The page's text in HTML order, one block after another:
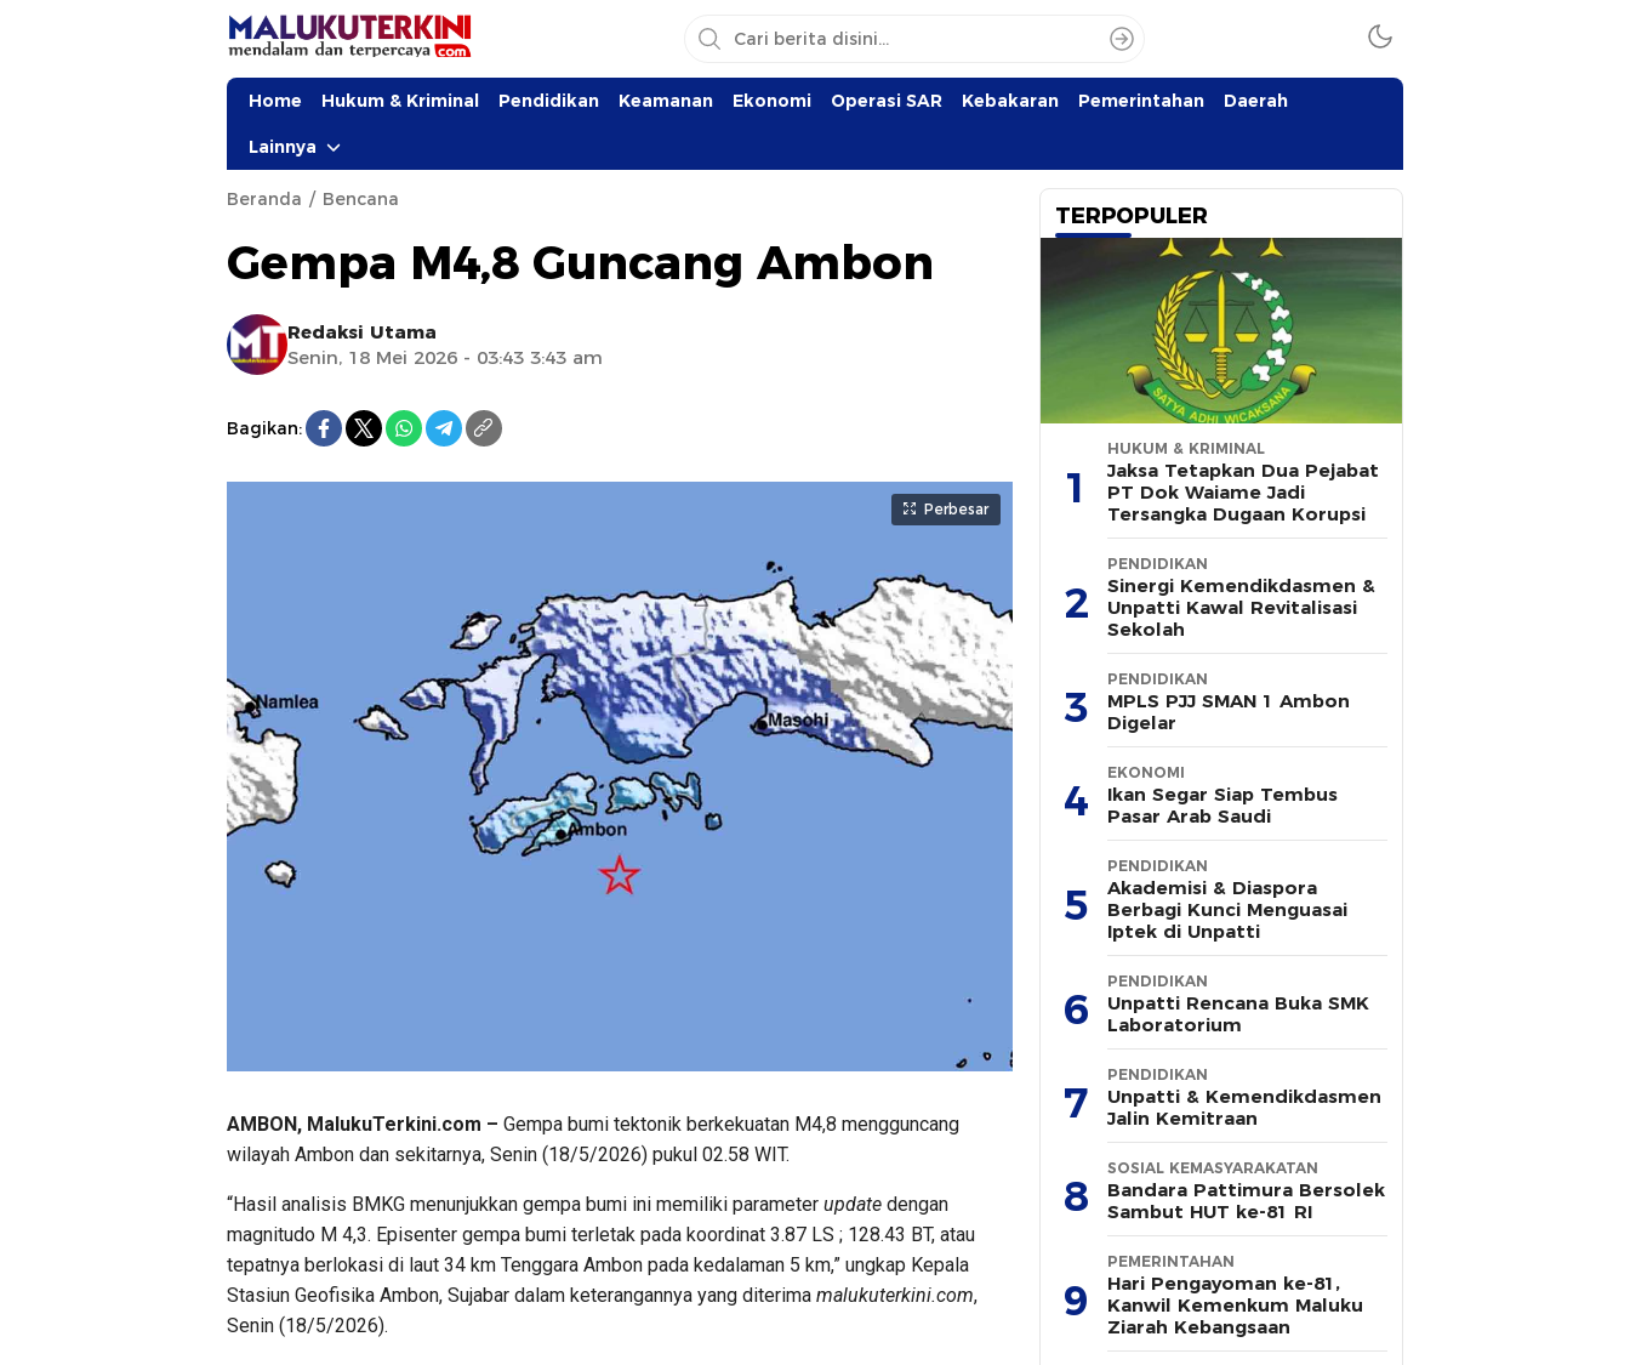
Home Hukum & Kriminal Pendidikan Keamanan Ekonomi Operasi SAR Kebakaran Pemerintahan Daerah
Lainnya
Beranda Bencana
Gempa M4,8 Guncang Ambon
Redaksi Utama
Senin, 18 Mei 2026 - 03:43 3:43 am
Bagikan:
Perbesar
AMBON, MalukuTerkini.com – Gempa bumi tektonik berkekuatan M4,8 mengguncang
wilayah Ambon dan sekitarnya, Senin (18/5/2026) pukul 02.58 WIT.
“Hasil analisis BMKG menunjukkan gempa bumi ini memiliki parameter update dengan
magnitudo M 4,3. Episenter gempa bumi terletak pada koordinat 3.87 LS ; 128.43 BT, atau
tepatnya berlokasi di laut 34 km Tenggara Ambon pada kedalaman 5 km,” ungkap Kepala
Stasiun Geofisika Ambon, Sujabar dalam keterangannya yang diterima malukuterkini.com,
Senin (18/5/2026).
TERPOPULER
1
HUKUM & KRIMINAL
Jaksa Tetapkan Dua Pejabat
PT Dok Waiame Jadi
Tersangka Dugaan Korupsi
2
PENDIDIKAN
Sinergi Kemendikdasmen &
Unpatti Kawal Revitalisasi
Sekolah
3
PENDIDIKAN
MPLS PJJ SMAN 1 Ambon
Digelar
4
EKONOMI
Ikan Segar Siap Tembus
Pasar Arab Saudi
5
PENDIDIKAN
Akademisi & Diaspora
Berbagi Kunci Menguasai
Iptek di Unpatti
6
PENDIDIKAN
Unpatti Rencana Buka SMK
Laboratorium
7
PENDIDIKAN
Unpatti & Kemendikdasmen
Jalin Kemitraan
8
SOSIAL KEMASYARAKATAN
Bandara Pattimura Bersolek
Sambut HUT ke-81 RI
9
PEMERINTAHAN
Hari Pengayoman ke-81,
Kanwil Kemenkum Maluku
Ziarah Kebangsaan